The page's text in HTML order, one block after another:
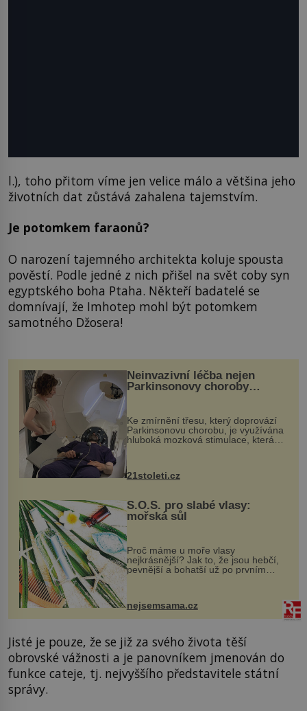
l.), toho přitom víme jen velice málo a většina jeho
životních dat zůstává zahalena tajemstvím.
Je potomkem faraonů?
O narození tajemného architekta koluje spousta
pověstí. Podle jedné z nich přišel na svět coby syn
egyptského boha Ptaha. Někteří badatelé se
domnívají, že Imhotep mohl být potomkem
samotného Džosera!
Neinvazivní léčba nejen
Parkinsonovy choroby
Ke zmírnění třesu, který doprovází
Parkinsonovu chorobu, je využívána
hluboká mozková stimulace, která
však vyžaduje vysoce invazivní
k dostatečně přesnému zacílení ...
21stoleti.cz
S.O.S. pro slabé vlasy:
mořská sůl
Proč máme u moře vlasy
nejkrásnější? Jak to, že jsou hebčí,
pevnější a bohatší už po prvním
vlasy. ...
nejsemsama.cz
Jisté je pouze, že se již za svého života těší
obrovské vážnosti a je panovníkem jmenován do
funkce cateje, tj. nejvyššího představitele státní
správy.